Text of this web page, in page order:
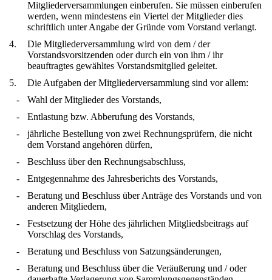
Mitgliederversammlungen einberufen. Sie müssen einberufen
werden, wenn mindestens ein Viertel der Mitglieder dies
schriftlich unter Angabe der Gründe vom Vorstand verlangt.
4.
Die Mitgliederversammlung wird von dem / der
Vorstandsvorsitzenden oder durch ein von ihm / ihr
beauftragtes gewähltes Vorstandsmitglied geleitet.
5.
Die Aufgaben der Mitgliederversammlung sind vor allem:
-
Wahl der Mitglieder des Vorstands,
-
Entlastung bzw. Abberufung des Vorstands,
-
jährliche Bestellung von zwei Rechnungsprüfern, die nicht
dem Vorstand angehören dürfen,
-
Beschluss über den Rechnungsabschluss,
-
Entgegennahme des Jahresberichts des Vorstands,
-
Beratung und Beschluss über Anträge des Vorstands und von
anderen Mitgliedern,
-
Festsetzung der Höhe des jährlichen Mitgliedsbeitrags auf
Vorschlag des Vorstands,
-
Beratung und Beschluss von Satzungsänderungen,
-
Beratung und Beschluss über die Veräußerung und / oder